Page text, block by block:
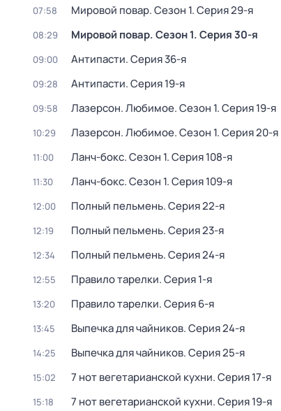
07:58 Мировой повар. Сезон 1. Серия 29-я
08:29 Мировой повар. Сезон 1. Серия 30-я
09:00 Антипасти. Серия 36-я
09:28 Антипасти. Серия 19-я
09:58 Лазерсон. Любимое. Сезон 1. Серия 19-я
10:29 Лазерсон. Любимое. Сезон 1. Серия 20-я
11:00 Ланч-бокс. Сезон 1. Серия 108-я
11:30 Ланч-бокс. Сезон 1. Серия 109-я
12:00 Полный пельмень. Серия 22-я
12:19 Полный пельмень. Серия 23-я
12:34 Полный пельмень. Серия 24-я
12:55 Правило тарелки. Серия 1-я
13:20 Правило тарелки. Серия 6-я
13:45 Выпечка для чайников. Серия 24-я
14:25 Выпечка для чайников. Серия 25-я
15:02 7 нот вегетарианской кухни. Серия 17-я
15:18 7 нот вегетарианской кухни. Серия 19-я